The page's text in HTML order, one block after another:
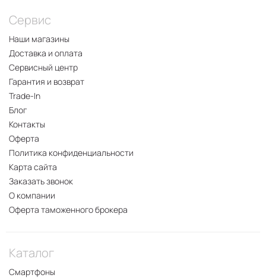
Сервис
Наши магазины
Доставка и оплата
Сервисный центр
Гарантия и возврат
Trade-In
Блог
Контакты
Оферта
Политика конфиденциальности
Карта сайта
Заказать звонок
О компании
Оферта таможенного брокера
Каталог
Смартфоны